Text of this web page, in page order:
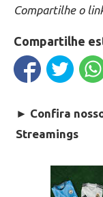
Compartilhe o
Compartilhe
► Confira
Streamings